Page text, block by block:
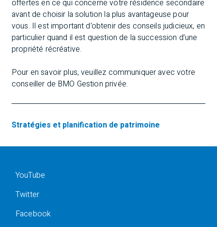
offertes en ce qui concerne votre résidence secondaire
avant de choisir la solution la plus avantageuse pour
vous. Il est important d’obtenir des conseils judicieux, en
particulier quand il est question de la succession d’une
propriété récréative.
Pour en savoir plus, veuillez communiquer avec votre
conseiller de BMO Gestion privée.
Stratégies et planification de patrimoine
YouTube
Twitter
Facebook